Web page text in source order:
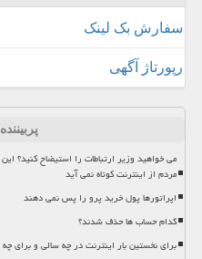
سفارش بک لینک
رپورتاژ آگهی
می خواهید وزیر ارتباطات را استیضاح کنید؟
مردم از اینترنت کوتاه نمی آید
اپراتورها پول خرید پرو را پس نمی دهند
کدام حساب ها حذف شدند؟
برای نخستین بار اینترنت در چه سالی و برای